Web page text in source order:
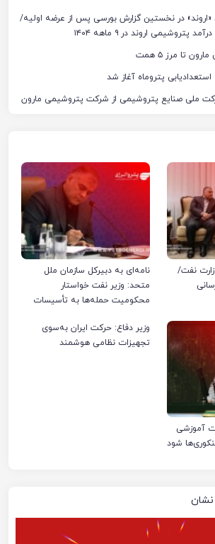
در نخستین گزارش بورسی پس از عرضه اولیه/
تا مرز ۵ همت
پتروماه آغاز شد
ملی صنایع پتروشیمی از شرکت پتروشیمی مارون
نفت/
نامه‌ای به دبیرکل سازمان ملل
متحد: وزیر نفت خواستار
محکومیت حمله‌ها به تأسیسات
آموزشی
شود
وزیر دفاع: حرکت ایران به‌سوی
تجهیزات نظامی هوشمند
نشان